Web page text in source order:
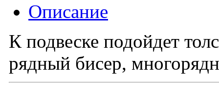
Описание
К подвеске подойдет
рядный бисер,